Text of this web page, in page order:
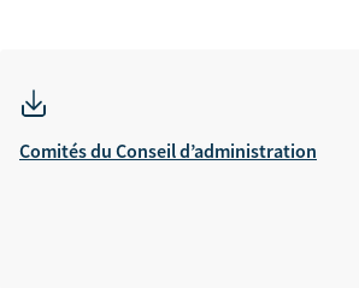
Comités du Conseil d’administration